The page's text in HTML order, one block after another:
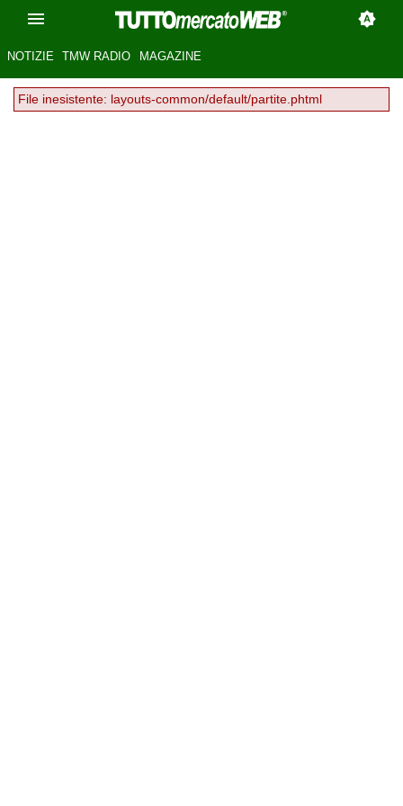
NOTIZIE TMW RADIO MAGAZINE
File inesistente: layouts-common/default/partite.phtml